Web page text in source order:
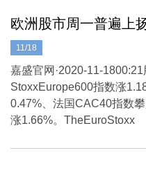
11/18
欧洲股市周一普遍上
嘉盛官网·2020-11-
StoxxEurope600指数涨
0.47%、法国CAC40指数
涨1.66%。TheEuroStoxx